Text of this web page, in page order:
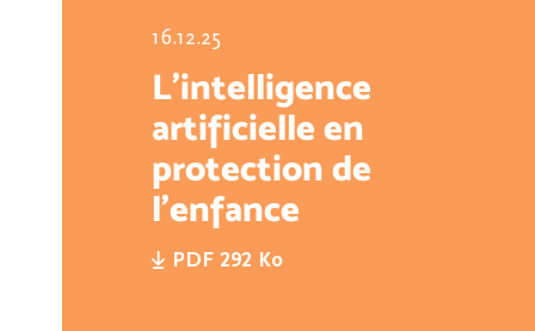
16.12.25
L'intelligence
artificielle en
protection de
l'enfance
PDF 292 Ko